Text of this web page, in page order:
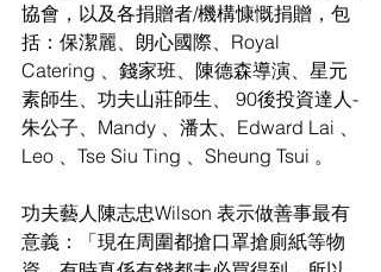
協會，以及各捐贈者/機構慷慨捐贈，包
括：保潔麗、朗心國際、Royal
Catering 、錢家班、陳德森導演、星元
素師生、功夫山莊師生、 90後投資達人-
朱公子、Mandy 、潘太、Edward Lai 、
Leo 、Tse Siu Ting 、Sheung Tsui 。
功夫藝人陳志忠Wilson 表示做善事最有
意義：「現在周圍都搶口罩搶廁紙等物